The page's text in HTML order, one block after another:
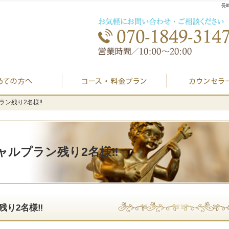
ン残り2名様‼️
ルプラン残り2名様‼️
長
り2名様‼️
ン残り2名様‼️